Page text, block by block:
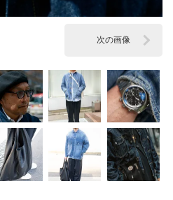
次の画像